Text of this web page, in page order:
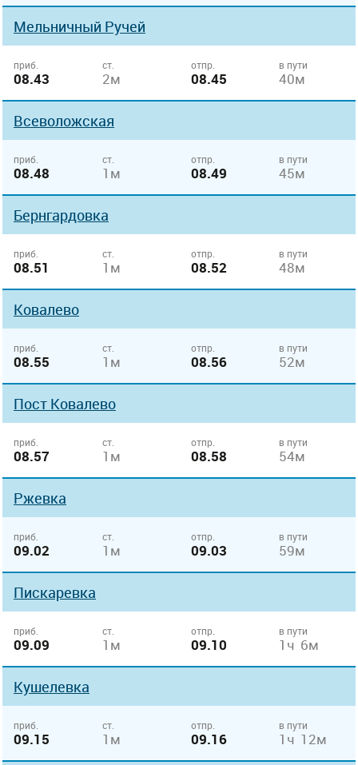
Мельничный Ручей
приб.
08.43
ст.
2м
отпр.
08.45
в пути
40м
Всеволожская
приб.
08.48
ст.
1м
отпр.
08.49
в пути
45м
Бернгардовка
приб.
08.51
ст.
1м
отпр.
08.52
в пути
48м
Ковалево
приб.
08.55
ст.
1м
отпр.
08.56
в пути
52м
Пост Ковалево
приб.
08.57
ст.
1м
отпр.
08.58
в пути
54м
Ржевка
приб.
09.02
ст.
1м
отпр.
09.03
в пути
59м
Пискаревка
приб.
09.09
ст.
1м
отпр.
09.10
в пути
1ч 6м
Кушелевка
приб.
09.15
ст.
1м
отпр.
09.16
в пути
1ч 12м